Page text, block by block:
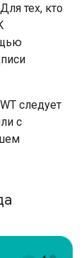
тех, кто
следует
с